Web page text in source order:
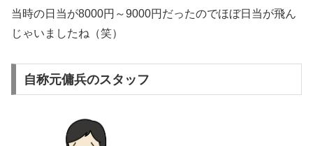
当時の日当が8000円～9000円だったのでほぼ日当が飛ん
じゃいましたね（笑）
自称元傭兵のスタッフ